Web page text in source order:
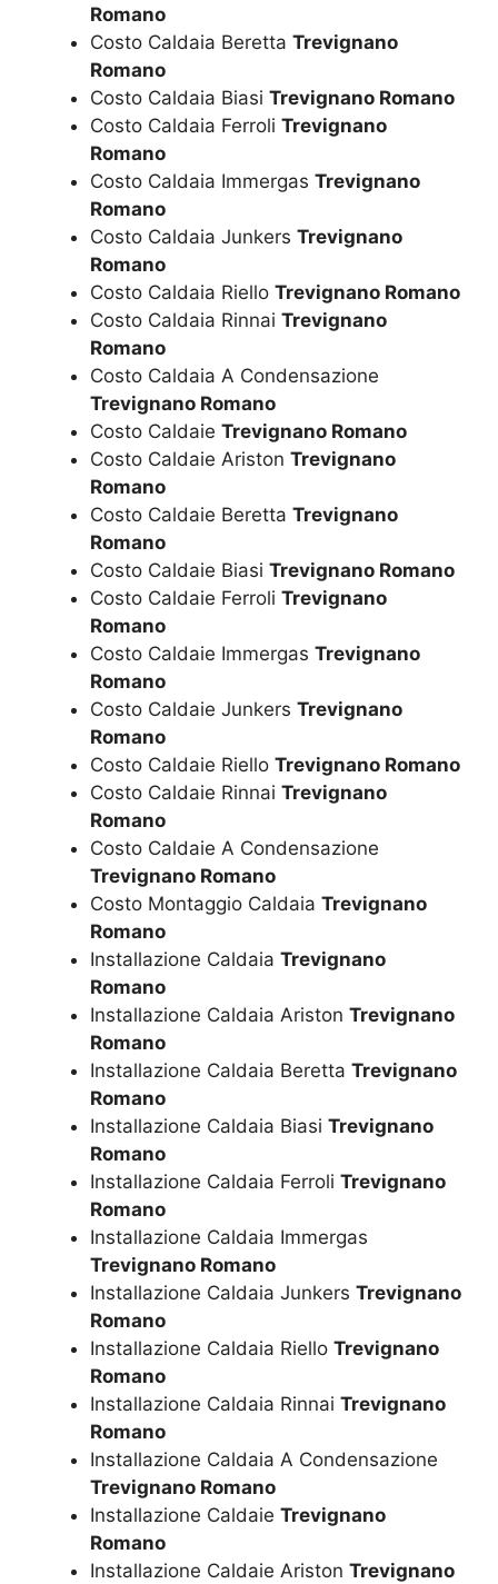
Romano
Costo Caldaia Beretta Trevignano
Romano
Costo Caldaia Biasi Trevignano Romano
Costo Caldaia Ferroli Trevignano
Romano
Costo Caldaia Immergas Trevignano
Romano
Costo Caldaia Junkers Trevignano
Romano
Costo Caldaia Riello Trevignano Romano
Costo Caldaia Rinnai Trevignano
Romano
Costo Caldaia A Condensazione
Trevignano Romano
Costo Caldaie Trevignano Romano
Costo Caldaie Ariston Trevignano
Romano
Costo Caldaie Beretta Trevignano
Romano
Costo Caldaie Biasi Trevignano Romano
Costo Caldaie Ferroli Trevignano
Romano
Costo Caldaie Immergas Trevignano
Romano
Costo Caldaie Junkers Trevignano
Romano
Costo Caldaie Riello Trevignano Romano
Costo Caldaie Rinnai Trevignano
Romano
Costo Caldaie A Condensazione
Trevignano Romano
Costo Montaggio Caldaia Trevignano
Romano
Installazione Caldaia Trevignano
Romano
Installazione Caldaia Ariston Trevignano
Romano
Installazione Caldaia Beretta Trevignano
Romano
Installazione Caldaia Biasi Trevignano
Romano
Installazione Caldaia Ferroli Trevignano
Romano
Installazione Caldaia Immergas
Trevignano Romano
Installazione Caldaia Junkers Trevignano
Romano
Installazione Caldaia Riello Trevignano
Romano
Installazione Caldaia Rinnai Trevignano
Romano
Installazione Caldaia A Condensazione
Trevignano Romano
Installazione Caldaie Trevignano
Romano
Installazione Caldaie Ariston Trevignano